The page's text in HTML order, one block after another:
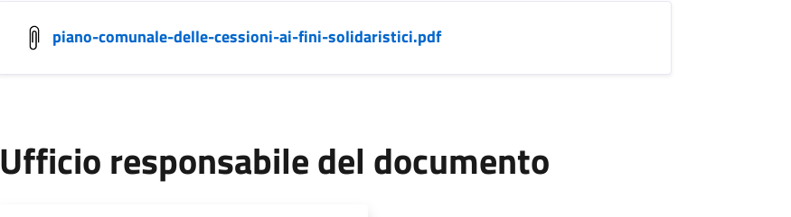
piano-comunale-delle-cessioni-ai-fini-solidaristici.pdf
Ufficio responsabile del documento